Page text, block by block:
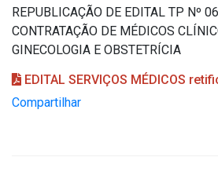
REPUBLICAÇÃO DE EDITAL TP Nº
CONTRATAÇÃO DE MÉDICOS
GINECOLOGIA E OBSTETRÍCIA
EDITAL SERVIÇOS MÉDICOS
Compartilhar